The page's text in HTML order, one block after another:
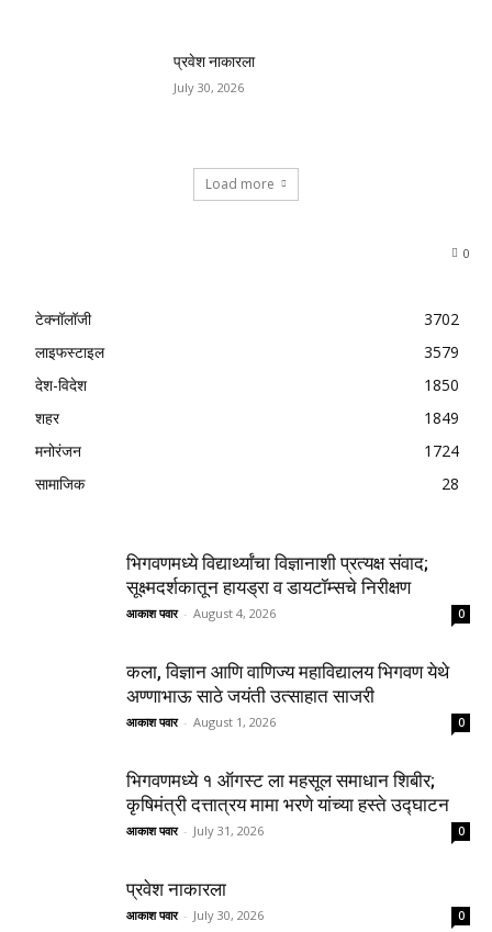
प्रवेश नाकारला
July 30, 2026
Load more
0
टेक्नॉलॉजी
3702
लाइफस्टाइल
3579
देश-विदेश
1850
शहर
1849
मनोरंजन
1724
सामाजिक
28
भिगवणमध्ये विद्यार्थ्यांचा विज्ञानाशी प्रत्यक्ष संवाद;
सूक्ष्मदर्शकातून हायड्रा व डायटॉम्सचे निरीक्षण
आकाश पवार - August 4, 2026 0
कला, विज्ञान आणि वाणिज्य महाविद्यालय भिगवण येथे
अण्णाभाऊ साठे जयंती उत्साहात साजरी
आकाश पवार - August 1, 2026 0
भिगवणमध्ये १ ऑगस्ट ला महसूल समाधान शिबीर;
कृषिमंत्री दत्तात्रय मामा भरणे यांच्या हस्ते उद्घाटन
आकाश पवार - July 31, 2026 0
प्रवेश नाकारला
आकाश पवार - July 30, 2026 0